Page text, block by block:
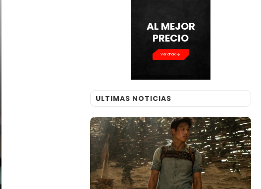
AL MEJOR
PRECIO
Ver ahora
ULTIMAS NOTICIAS